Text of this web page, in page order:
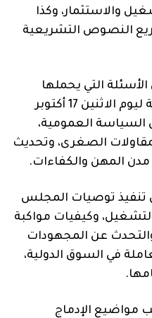
والاستثمار، وكذا
النصوص التشريعية
التي يحملها
البرلمانيون للجلسة العمومية ليوم الاثنين 17 أكتوبر
السياسة العمومية،
الصغرى، وتحديث
مدن المهن والكفاءات.
تنفيذ توصيات المجلس
وكيفيات مواكبة
عن المجهودات
في السوق الدولية،
مواضيع الإدماج